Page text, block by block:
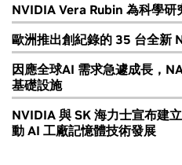
NVIDIA Vera Rubin 為科學研
歐洲推出創紀錄的 35 台全新
因應全球AI 需求急遽成長，
基礎設施
NVIDIA 與 SK 海力士宣布建
動 AI 工廠記憶體技術發展